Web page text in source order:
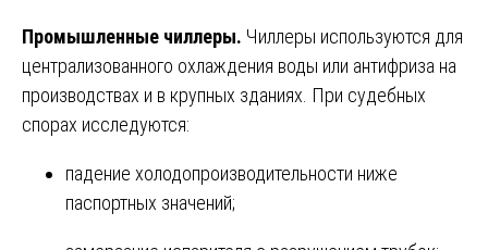
Промышленные чиллеры. Чиллеры используются для
централизованного охлаждения воды или антифриза на
производствах и в крупных зданиях. При судебных
спорах исследуются:
падение холодопроизводительности ниже
паспортных значений;